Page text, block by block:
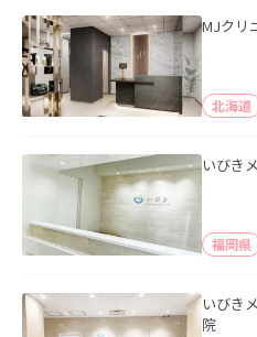
MJクリ
北海道
いびき
福岡県
いびき
院